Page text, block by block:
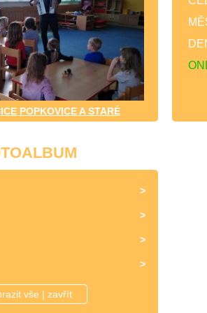
POPKOVICE A STARÉ
vše | zavřít